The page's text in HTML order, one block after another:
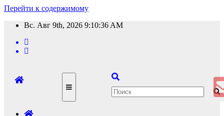
Перейти к содержимому
Вс. Авг 9th, 2026 9:10:37 AM